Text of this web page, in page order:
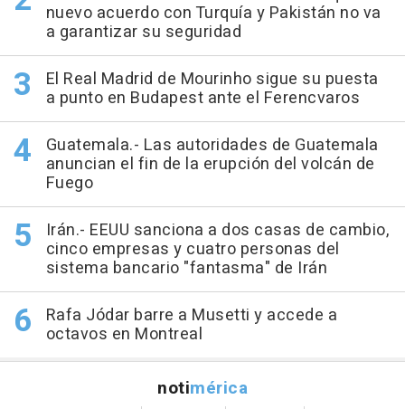
nuevo acuerdo con Turquía y Pakistán no va
a garantizar su seguridad
El Real Madrid de Mourinho sigue su puesta
a punto en Budapest ante el Ferencvaros
Guatemala.- Las autoridades de Guatemala
anuncian el fin de la erupción del volcán de
Fuego
Irán.- EEUU sanciona a dos casas de cambio,
cinco empresas y cuatro personas del
sistema bancario "fantasma" de Irán
Rafa Jódar barre a Musetti y accede a
octavos en Montreal
notimérica